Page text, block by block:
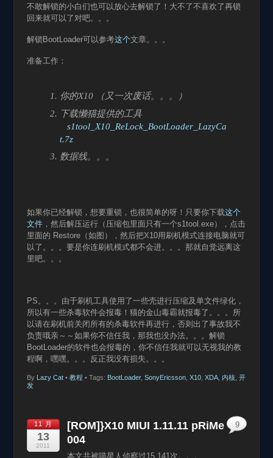
不敢解锁的小白们也可以放心去解锁了！大不了不喜欢了再锁
回来就可以了对吧。。。
解锁BootLoader可以参考这个文章。。。
准备工作：
你的X10 （又一次废话。。。）
下载懒猫提供的工具
s1tool_X10_ReLock_BootLoader_LazyCa
t.7z
数据线。。。
如果你已经解锁，想要重锁，也很简单的呀！只要你下载这个
文件，然后解压运行（压缩包里面只有一个s1tool.exe），点击
里面的 Restore（如图），然后把X10用刷机模式连接电脑就可
以了。。。要是你连刷机模式都不会进。。。那就自觉远离这
里吧。。。
PS。。。由于刷机工具使用了一些壳进行压缩及单文件绿化，
所以有一些杀毒软件会报毒！猫的金山毒霸就报毒了。。。所
以请在刷机前关闭所有的杀毒软件再进行，否则出了事故我不
负责哦亲～～如果你不信任我，那我也没办法。。。解锁
BootLoader的软件也会报毒的，你不信任我就可以无视我的教
程啊，嘿嘿。。。反正我没有损失。。。
By Lazy Cat• 教程 • Tags: BootLoader, SonyEricsson, X10, XDA, 内核, 开
发
11 月
13
2011
[ROM]}X10 MIUI 1.11.11 pRiMe
004
本文共被喵星人侦察过15,141次。。。
9